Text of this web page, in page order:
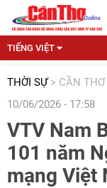
TIẾNG VIỆT
THỜI SỰ > CẦN THƠ
10/06/2026 - 17:58
VTV Nam
101 năm
mạng Việt